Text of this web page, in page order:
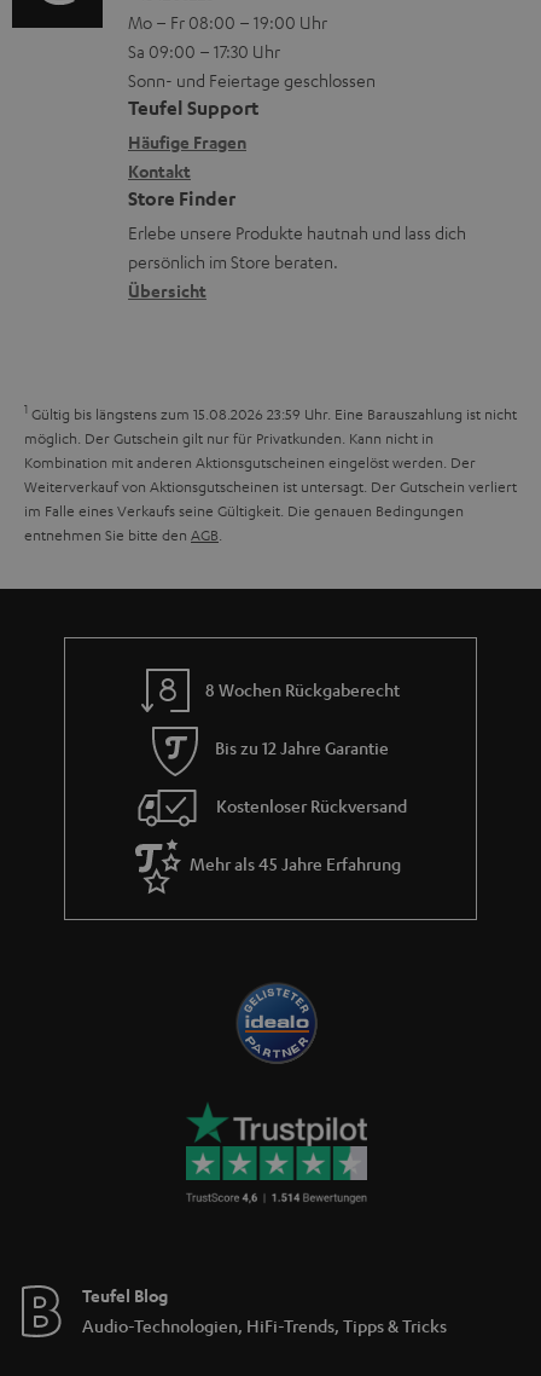
a
d
e
n
n
z
u
m
V
e
r
s
a
o
n
e
n
z
u
r
G
n
t
i
e
-
L
e
x
i
k
o
n
n
t
a
k
t
d
a
t
Mo – Fr 08:00 – 19:00 Uhr
Sa 09:00 – 17:30 Uhr
Sonn- und Feiertage geschlossen
Teufel Support
Häufige Fragen
Kontakt
Store Finder
Erlebe unsere Produkte hautnah und lass dich
persönlich im Store beraten.
Übersicht
1 Gültig bis längstens zum 15.08.2026 23:59 Uhr. Eine Barauszahlung ist nicht
möglich. Der Gutschein gilt nur für Privatkunden. Kann nicht in
Kombination mit anderen Aktionsgutscheinen eingelöst werden. Der
Weiterverkauf von Aktionsgutscheinen ist untersagt. Der Gutschein verliert
im Falle eines Verkaufs seine Gültigkeit. Die genauen Bedingungen
entnehmen Sie bitte den AGB
8 Wochen Rückgaberecht
Bis zu 12 Jahre Garantie
Kostenloser Rückversand
Mehr als 45 Jahre Erfahrung
Teufel Blog
Audio-Technologien, HiFi-Trends, Tipps & Tricks